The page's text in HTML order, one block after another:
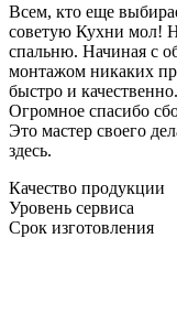
Всем, кто еще
советую Кухни мол!
спальню. Начиная с
монтажом никаких
быстро и
Огромное спасибо
Это мастер своего
здесь.
Качество продукции
Уровень сервиса
Срок изготовления